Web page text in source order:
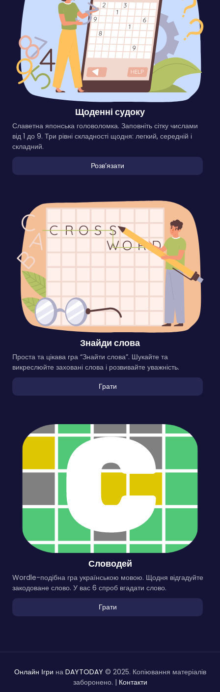
Щоденні судоку
Славетна японська головоломка. Заповніть сітку числами
від 1 до 9. Три рівні складності щодня: легкий, середній і
складний.
Розвʼязати
Знайди слова
Проста та цікава гра “Знайти слова”. Шукайте та
викреслюйте заховані слова і розвивайте уважність.
Грати
Словодей
Wordle-подібна гра українською мовою. Щодня відгадуйте
закодоване слово. У вас 6 спроб вгадати слово.
Грати
Онлайн Ігри на DAYTODAY © 2025. Копіювання матеріалів
заборонено. | Контакти